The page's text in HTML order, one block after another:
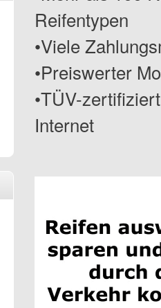
Reifentypen
•Viele
•Preiswerter
•TÜV-
Internet